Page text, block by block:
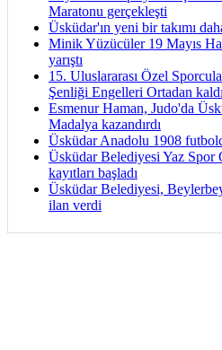
Maratonu gerçekleşti
Üsküdar'ın yeni bir takımı
Minik Yüzücüler 19 Mayıs
yarıştı
15. Uluslararası Özel
Şenliği Engelleri Ortadan
Esmenur Haman, Judo'da
Madalya kazandırdı
Üsküdar Anadolu 1908
Üsküdar Belediyesi Yaz Spor
kayıtları başladı
Üsküdar Belediyesi,
ilan verdi